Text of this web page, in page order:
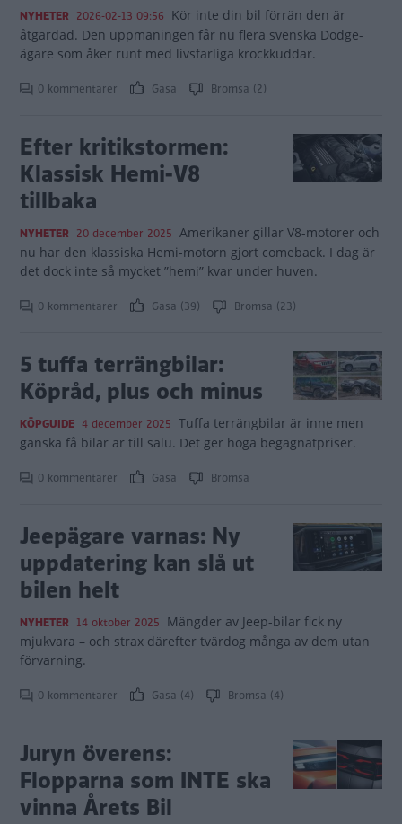
NYHETER 2026-02-13 09:56 Kör inte din bil förrän den är
åtgärdad. Den uppmaningen får nu flera svenska Dodge-
ägare som åker runt med livsfarliga krockkuddar.
0 kommentarer Gasa Bromsa (2)
Efter kritikstormen:
Klassisk Hemi-V8
tillbaka
NYHETER 20 december 2025 Amerikaner gillar V8-motorer och
nu har den klassiska Hemi-motorn gjort comeback. I dag är
det dock inte så mycket ”hemi” kvar under huven.
0 kommentarer Gasa (39) Bromsa (23)
5 tuffa terrängbilar:
Köpråd, plus och minus
KÖPGUIDE 4 december 2025 Tuffa terrängbilar är inne men
ganska få bilar är till salu. Det ger höga begagnatpriser.
0 kommentarer Gasa Bromsa
Jeepägare varnas: Ny
uppdatering kan slå ut
bilen helt
NYHETER 14 oktober 2025 Mängder av Jeep-bilar fick ny
mjukvara – och strax därefter tvärdog många av dem utan
förvarning.
0 kommentarer Gasa (4) Bromsa (4)
Juryn överens:
Flopparna som INTE ska
vinna Årets Bil